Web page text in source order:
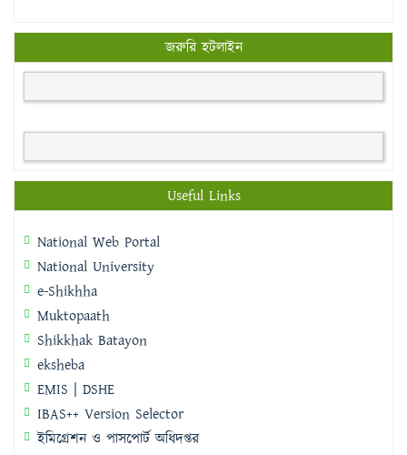
জরুরি হটলাইন
Useful Links
National Web Portal
National University
e-Shikhha
Muktopaath
Shikkhak Batayon
eksheba
EMIS | DSHE
IBAS++ Version Selector
ইমিগ্রেশন ও পাসপোর্ট অধিদপ্তর